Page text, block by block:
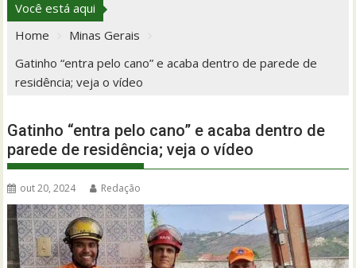
Você está aqui
Home
Minas Gerais
Gatinho “entra pelo cano” e acaba dentro de parede de
residência; veja o vídeo
Gatinho “entra pelo cano” e acaba dentro de
parede de residência; veja o vídeo
out 20, 2024 Redação